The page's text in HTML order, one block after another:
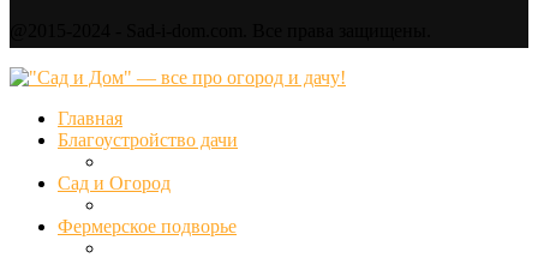
Главная
Благоустройство дачи
Сад и Огород
Фермерское подворье